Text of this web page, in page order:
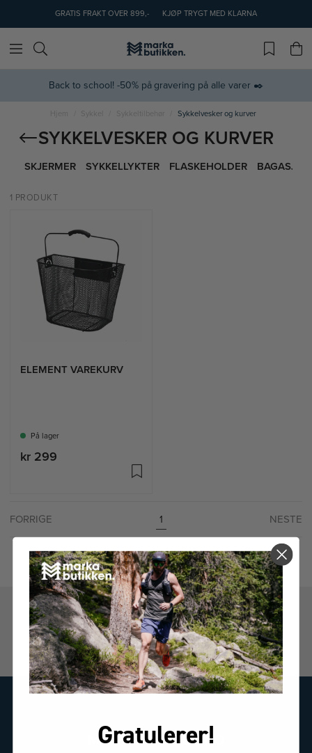
GRATIS FRAKT OVER 899,- KJØP TRYGT MED KLARNA
Back to school! -50% på gravering på alle varer ✒️
Hjem Sykkel Sykkeltilbehør Sykkelvesker og kurver
SYKKELVESKER OG KURVER
SKJERMER SYKKELLYKTER FLASKEHOLDER
1 PRODUKT
ELEMENT VAREKURV
På lager
kr 299
FORRIGE 1 NESTE
4.6 Basert på 155 stemmer
MARKABUTIKKEN.NO
Gratulerer!